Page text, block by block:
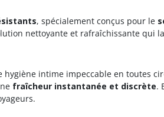
, spécialement conçus pour le
nettoyante et rafraîchissante qui
intime impeccable en toutes
fraîcheur instantanée et discrète.